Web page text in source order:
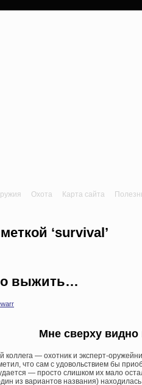
Охота Карта сайта
‘survival’
выжить…
Мне сверху
коллега — охотник и эксперт-
что сам с удовольствием бы
— просто слишком их мало
из вариантов названия)